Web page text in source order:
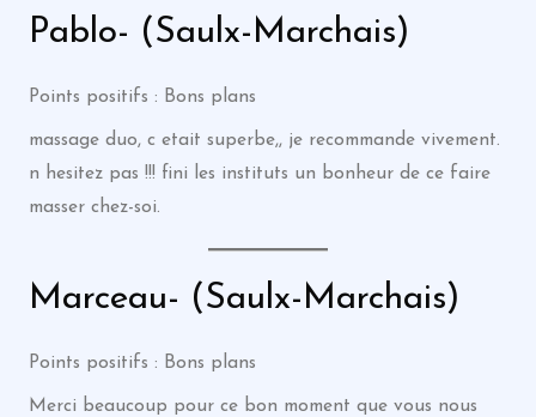
Pablo- (Saulx-Marchais)
Points positifs : Bons plans
massage duo, c etait superbe,, je recommande vivement.
n hesitez pas !!! fini les instituts un bonheur de ce faire
masser chez-soi.
Marceau- (Saulx-Marchais)
Points positifs : Bons plans
Merci beaucoup pour ce bon moment que vous nous